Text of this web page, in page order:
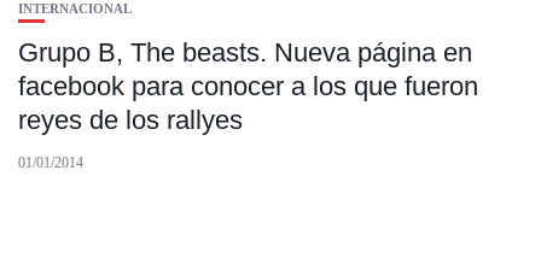
INTERNACIONAL
Grupo B, The beasts. Nueva página en
facebook para conocer a los que fueron
reyes de los rallyes
01/01/2014